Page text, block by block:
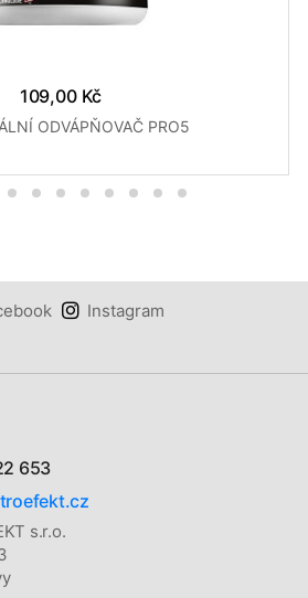
109,00 Kč
ODVÁPŇOVAČ PRO5
Instagram
653
s.r.o.